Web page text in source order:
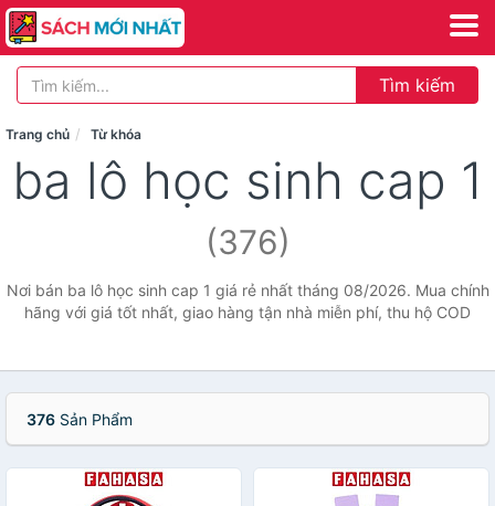
Tìm kiếm
Trang chủ Từ khóa
ba lô học sinh cap 1
(376)
Nơi bán ba lô học sinh cap 1 giá rẻ nhất tháng 08/2026. Mua chính
hãng với giá tốt nhất, giao hàng tận nhà miễn phí, thu hộ COD
376 Sản Phẩm